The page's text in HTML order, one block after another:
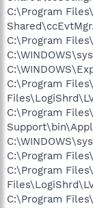
C:\Program
C:\Program
C:\Program
C:\Program
C:\Program
C:\Program
C:\Program